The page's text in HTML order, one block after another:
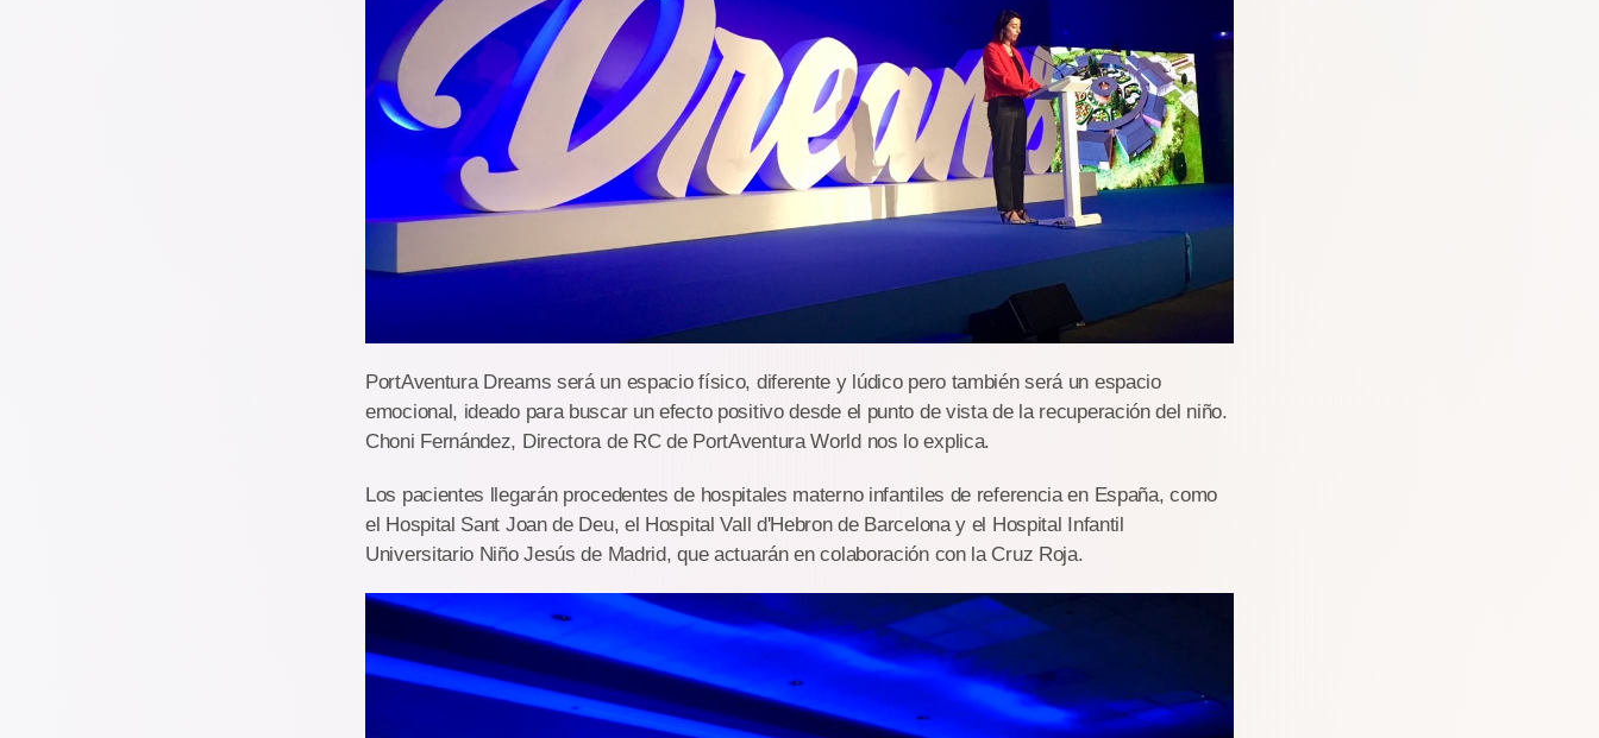
PortAventura Dreams será un espacio físico, diferente y lúdico pero también será un espacio
emocional, ideado para buscar un efecto positivo desde el punto de vista de la recuperación del niño.
Choni Fernández, Directora de RC de PortAventura World nos lo explica.
Los pacientes llegarán procedentes de hospitales materno infantiles de referencia en España, como
el Hospital Sant Joan de Deu, el Hospital Vall d'Hebron de Barcelona y el Hospital Infantil
Universitario Niño Jesús de Madrid, que actuarán en colaboración con la Cruz Roja.